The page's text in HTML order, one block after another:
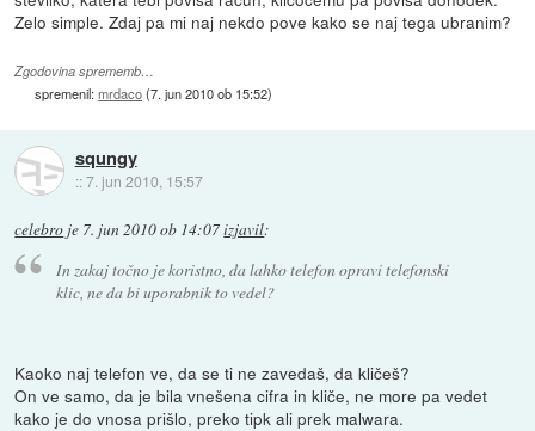
Zelo simple. Zdaj pa mi naj nekdo pove kako se naj tega ubranim?
Zgodovina sprememb…
spremenil:mrdaco(7. jun 2010 ob 15:52)
squngy
::7. jun 2010, 15:57
celebro je 7. jun 2010 ob 14:07izjavil:
In zakaj točno je koristno, da lahko telefon opravi telefonski
klic, ne da bi uporabnik to vedel?
Kaoko naj telefon ve, da se ti ne zavedaš, da kličeš?
On ve samo, da je bila vnešena cifra in kliče, ne more pa vedet
kako je do vnosa prišlo, preko tipk ali prek malwara.